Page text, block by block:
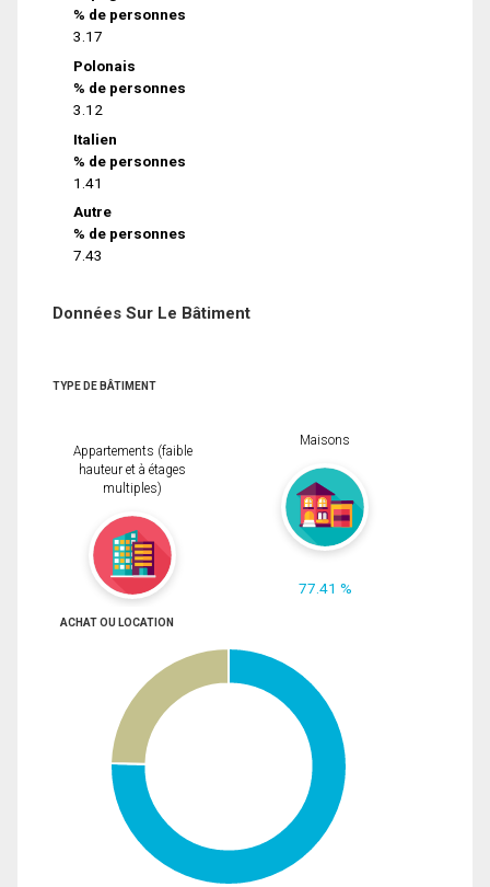
% de personnes
3.17
Polonais
% de personnes
3.12
Italien
% de personnes
1.41
Autre
% de personnes
7.43
Données Sur Le Bâtiment
TYPE DE BÂTIMENT
Appartements (faible
hauteur et à étages
multiples)
Maisons
77.41 %
ACHAT OU LOCATION